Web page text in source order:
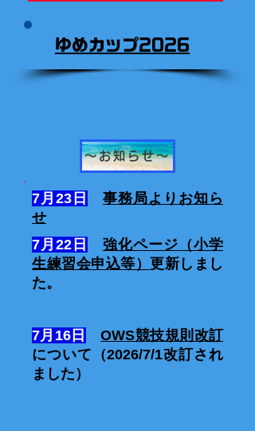
​ゆめカップ2026
～お知らせ～
7月23日
事務局よりお知ら
せ
7月22日
強化ページ（小学
生練習会申込等） 更新しまし
た。
7月16日
OWS競技規則改訂
について（2026/7/1改訂され
ました）